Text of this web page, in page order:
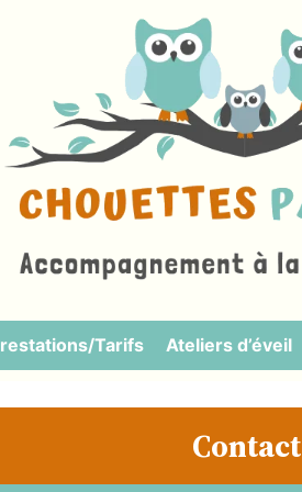
Tarifs Ateliers d’éveil
Contact